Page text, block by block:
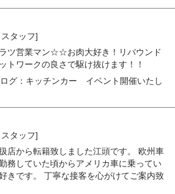
タッフ]
ツ営業マン☆☆お肉大好き！リバウンド
トワークの良さで駆け抜けます！！
グ：キッチンカー イベント開催いたし
タッフ]
店から転籍致しました江頭です。 欧州車
務していた頃からアメリカ車に乗ってい
きです。 丁寧な接客を心がけてご案内致